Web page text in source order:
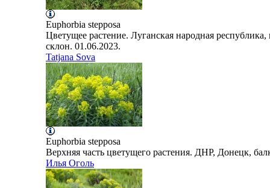
Euphorbia stepposa
Цветущее растение. Луганская народная
склон. 01.06.2023.
Tatjana Sova
Euphorbia stepposa
Верхняя часть цветущего растения. ДНР, Донецк,
Илья Оголь